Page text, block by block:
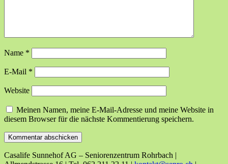
Name *
E-Mail *
Website
Meinen Namen, meine E-Mail-Adresse und meine Website in
diesem Browser für die nächste Kommentierung speichern.
Casalife Sunnehof AG – Seniorenzentrum Rohrbach |